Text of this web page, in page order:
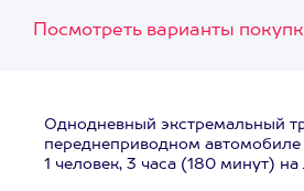
Посмотреть варианты
Однодневный экстремальный
переднеприводном
1 человек, 3 часа (180 минут)